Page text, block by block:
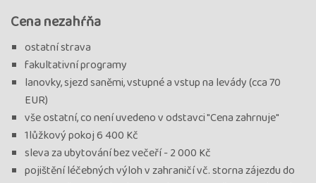
VYPRODÁNO, Garance odjezdu, průvodce: Petra Janigová
Kód termínu
uzavřen
Termín 14.07. - 21.07.26 utorok - utorok
VYPRODÁNO, Garance odjezdu, průvodce: Romana
Kód termínu 26MPT02712
Cena 1 745 €
Cena nezahŕňa
ostatní strava
fakultativní programy
lanovky, sjezd saněmi, vstupné a vstup na levády (cca 70
EUR)
vše ostatní, co není uvedeno v odstavci "Cena zahrnuje"
1lůžkový pokoj 6 400 Kč
sleva za ubytování bez večeří - 2 000 Kč
pojištění léčebných výloh v zahraničí vč. storna zájezdu do